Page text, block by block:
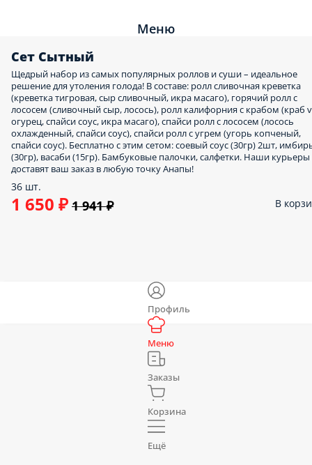
Меню
Сет Сытный
Щедрый набор из самых популярных роллов и суши – идеальное
решение для утоления голода! В составе: ролл сливочная креветка
(креветка тигровая, сыр сливочный, икра масаго), горячий ролл с
лососем (сливочный сыр, лосось), ролл калифорния с крабом (краб
огурец, спайси соус, икра масаго), спайси ролл с лососем (лосось
охлажденный, спайси соус), спайси ролл с угрем (угорь копченый,
спайси соус). Бесплатно с этим сетом: соевый соус (30гр) 2шт,
(30гр), васаби (15гр). Бамбуковые палочки, салфетки. Наши курьеры
доставят ваш заказ в любую точку Анапы!
36 шт.
1 650 ₽ 1 941 ₽ В
Профиль
Меню
Заказы
Корзина
Ещё